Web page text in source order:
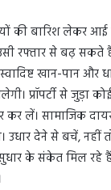
की बारिश लेकर आई
रफ्तार से बढ़
खान-पान और
प्रॉपर्टी से
कर लें। सामाजिक
उधार देने से बचें, नहीं
के संकेत मिल रहे